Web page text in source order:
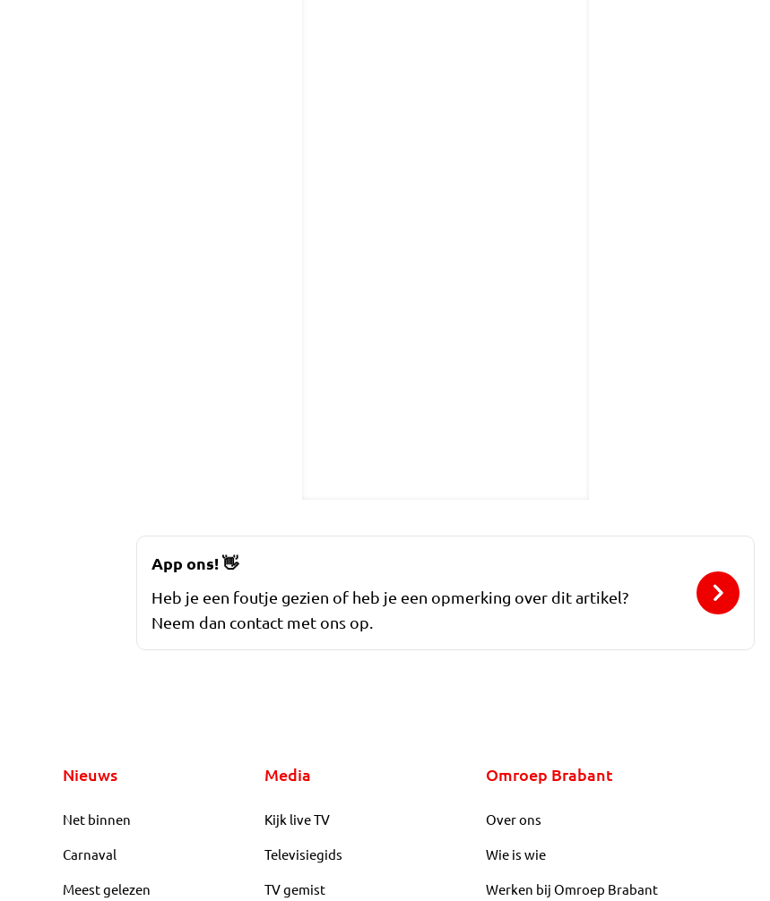
App ons!👋
Heb je een foutje gezien of heb je een opmerking over dit artikel?
Neem dan contact met ons op.
Nieuws
Net binnen
Carnaval
Meest gelezen
Media
Kijk live TV
Televisiegids
TV gemist
Omroep Brabant
Over ons
Wie is wie
Werken bij Omroep Brabant